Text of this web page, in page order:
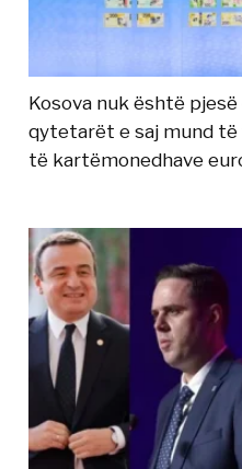
Kosova nuk është
qytetarët e saj mund të
të kartëmonedhave